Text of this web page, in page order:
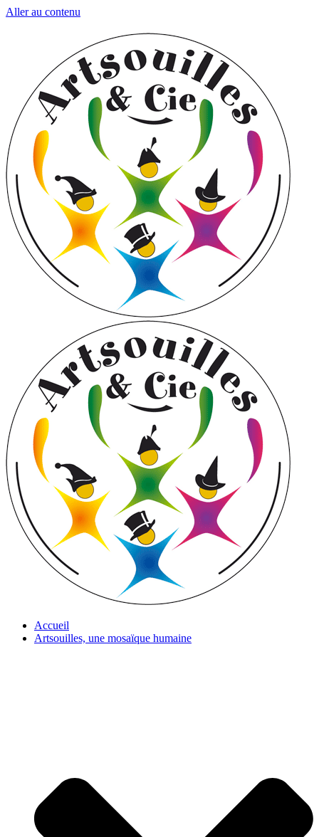
Aller au contenu
Accueil
Artsouilles, une mosaïque humaine